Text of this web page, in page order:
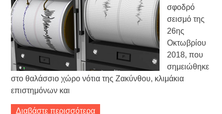
σφοδρό
σεισμό της
26ης
Οκτωβρίου
2018, που
σημειώθηκε
στο θαλάσσιο χώρο νότια της Ζακύνθου, κλιμάκια
επιστημόνων και
Διαβάστε περισσότερα